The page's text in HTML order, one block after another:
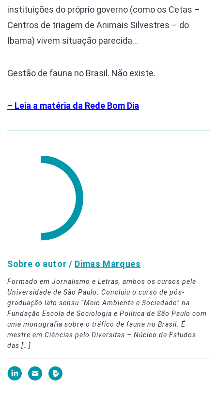
instituições do próprio governo (como os Cetas –
Centros de triagem de Animais Silvestres – do
Ibama) vivem situação parecida…
Gestão de fauna no Brasil. Não existe.
– Leia a matéria da Rede Bom Dia
Sobre o autor / Dimas Marques
Formado em Jornalismo e Letras, ambos os cursos pela
Universidade de São Paulo. Concluiu o curso de pós-
graduação lato sensu “Meio Ambiente e Sociedade” na
Fundação Escola de Sociologia e Política de São Paulo com
uma monografia sobre o tráfico de fauna no Brasil. É
mestre em Ciências pelo Diversitas – Núcleo de Estudos
das […]